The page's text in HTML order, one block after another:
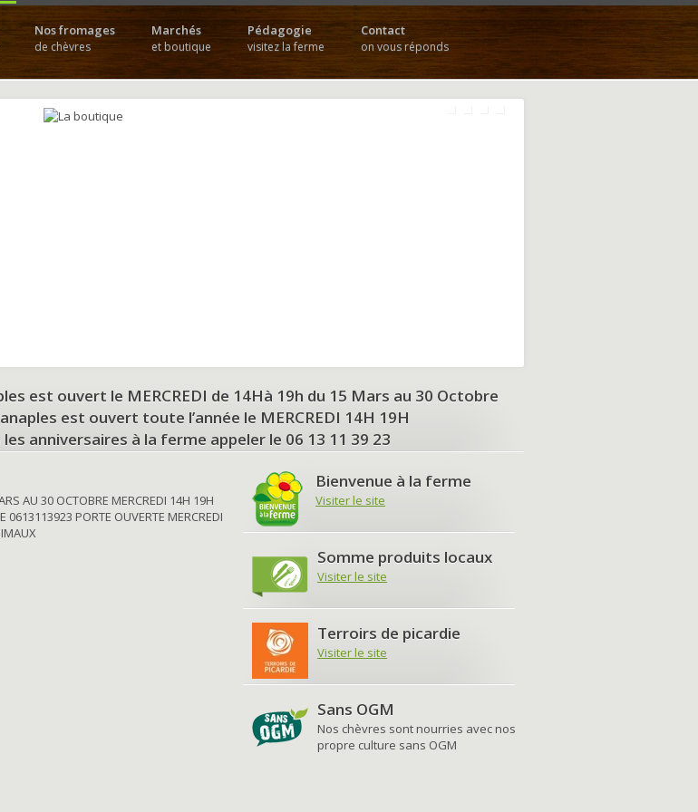
Nos fromages
de chèvres
Marchés
et boutique
Pédagogie
visitez la ferme
Contact
on vous réponds
est ouvert le MERCREDI de 14Hà 19h du 15 Mars au 30 Octobre
est ouvert toute l’année le MERCREDI 14H 19H
anniversaires à la ferme appeler le 06 13 11 39 23
AU 30 OCTOBRE MERCREDI 14H 19H
0613113923 PORTE OUVERTE MERCREDI
Bienvenue à la ferme
Visiter le site
Somme produits locaux
Visiter le site
Terroirs de picardie
Visiter le site
Sans OGM
Nos chèvres sont nourries avec nos
propre culture sans OGM